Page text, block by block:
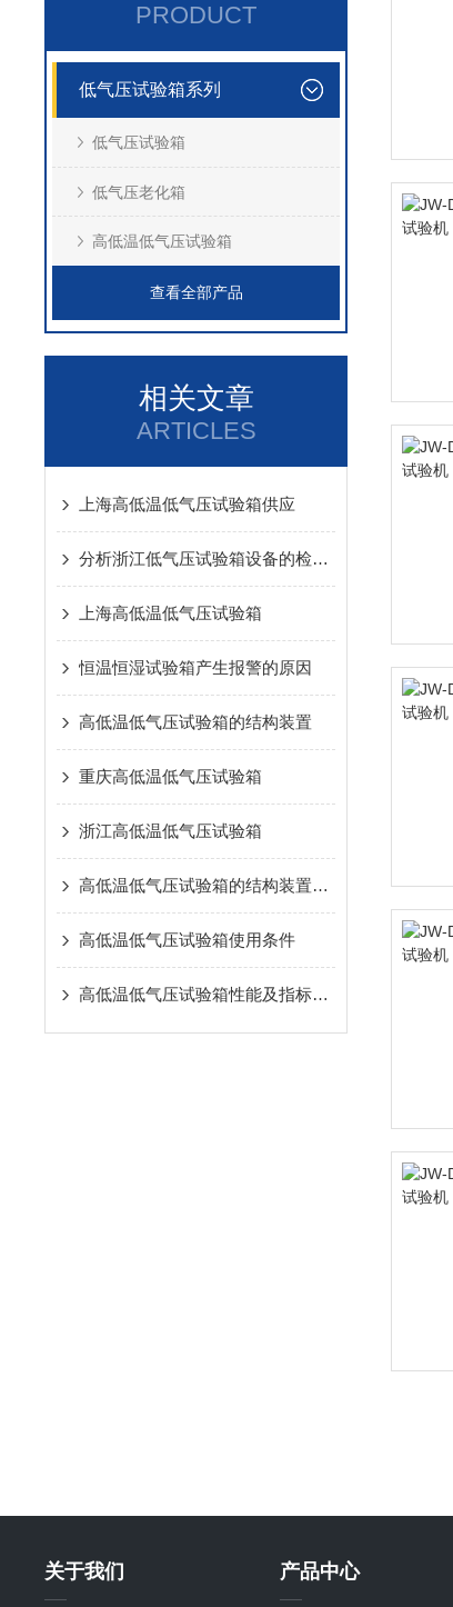
PRODUCT
低气压试验箱系列
低气压试验箱
低气压老化箱
高低温低气压试验箱
查看全部产品
相关文章
ARTICLES
上海高低温低气压试验箱供应
分析浙江低气压试验箱设备的检测步骤
上海高低温低气压试验箱
恒温恒湿试验箱产生报警的原因
高低温低气压试验箱的结构装置
重庆高低温低气压试验箱
浙江高低温低气压试验箱
高低温低气压试验箱的结构装置有哪些
高低温低气压试验箱使用条件
高低温低气压试验箱性能及指标要求
关于我们 产品中心